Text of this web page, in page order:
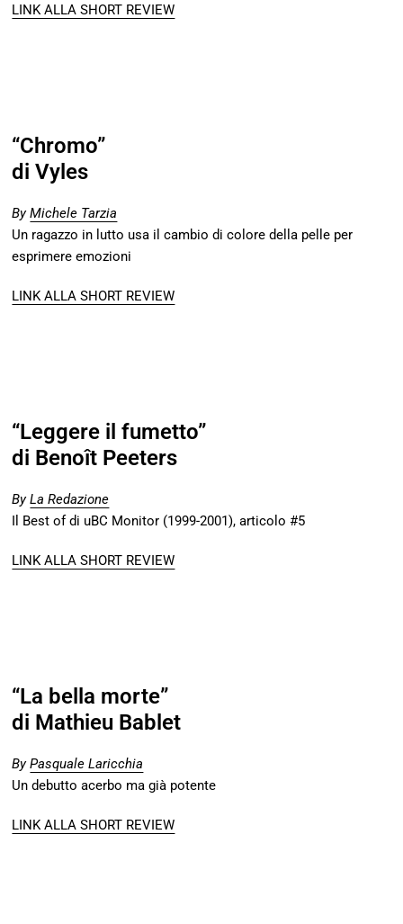
LINK ALLA SHORT REVIEW
“Chromo”
di Vyles
ByMichele Tarzia
Un ragazzo in lutto usa il cambio di colore della pelle per
esprimere emozioni
LINK ALLA SHORT REVIEW
“Leggere il fumetto”
di Benoît Peeters
ByLa Redazione
Il Best of di uBC Monitor (1999-2001), articolo #5
LINK ALLA SHORT REVIEW
“La bella morte”
di Mathieu Bablet
ByPasquale Laricchia
Un debutto acerbo ma già potente
LINK ALLA SHORT REVIEW